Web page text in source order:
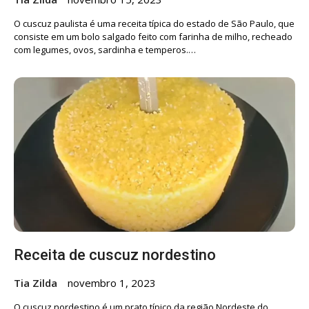
O cuscuz paulista é uma receita típica do estado de São Paulo, que
consiste em um bolo salgado feito com farinha de milho, recheado
com legumes, ovos, sardinha e temperos.…
Receita de cuscuz nordestino
Tia Zilda novembro 1, 2023